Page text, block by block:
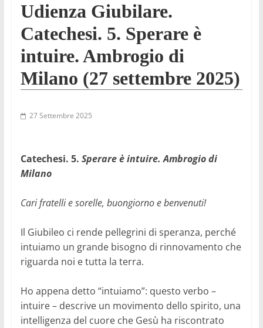
Udienza Giubilare.
Catechesi. 5. Sperare è
intuire. Ambrogio di
Milano (27 settembre 2025)
27 Settembre 2025
Catechesi. 5. Sperare è intuire. Ambrogio di
Milano
Cari fratelli e sorelle, buongiorno e benvenuti!
Il Giubileo ci rende pellegrini di speranza, perché
intuiamo un grande bisogno di rinnovamento che
riguarda noi e tutta la terra.
Ho appena detto “intuiamo”: questo verbo –
intuire – descrive un movimento dello spirito, una
intelligenza del cuore che Gesù ha riscontrato